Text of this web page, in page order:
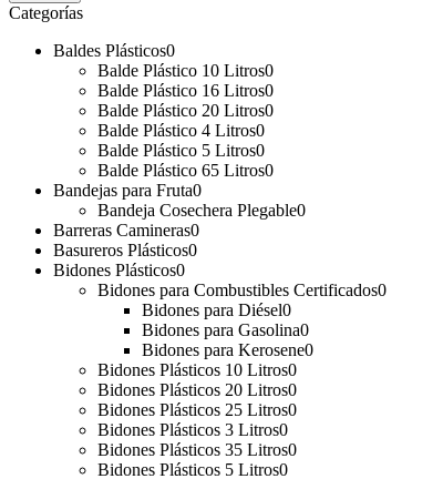
Categorías
Baldes Plásticos0
Balde Plástico 10 Litros0
Balde Plástico 16 Litros0
Balde Plástico 20 Litros0
Balde Plástico 4 Litros0
Balde Plástico 5 Litros0
Balde Plástico 65 Litros0
Bandejas para Fruta0
Bandeja Cosechera Plegable0
Barreras Camineras0
Basureros Plásticos0
Bidones Plásticos0
Bidones para Combustibles Certificados0
Bidones para Diésel0
Bidones para Gasolina0
Bidones para Kerosene0
Bidones Plásticos 10 Litros0
Bidones Plásticos 20 Litros0
Bidones Plásticos 25 Litros0
Bidones Plásticos 3 Litros0
Bidones Plásticos 35 Litros0
Bidones Plásticos 5 Litros0